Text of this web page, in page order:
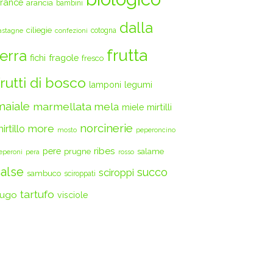
arancia bambini
ciliegie confezioni cotogna dalla
fichi fragole fresco frutta
di bosco lamponi legumi
marmellata mela miele mirtilli
more mosto norcinerie peperoncino
pera pere prugne ribes rosso salame
sambuco sciroppati sciroppi succo
tartufo visciole